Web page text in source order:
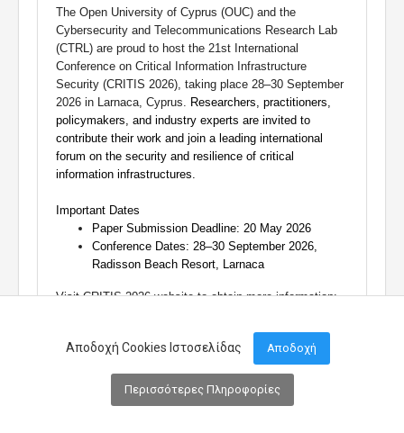
Αποδοχή Cookies Ιστοσελίδας Αποδοχή
Περισσότερες Πληροφορίες
The Open University of Cyprus (OUC) and the
Cybersecurity and Telecommunications Research Lab
(CTRL) are proud to host the 21st International
Conference on Critical Information Infrastructure
Security (CRITIS 2026), taking place 28–30 September
2026 in Larnaca, Cyprus.
Researchers , practitioners,
policymakers, and industry experts are invited to
contribute their work and join a leading international
forum on the security and resilience of critical
information infrastructures.
Important Dates
Paper Submission Deadline: 20 May 2026
Conference Dates: 28–30 September 2026
Radisson Beach Resort, Larnaca
Visit CRITIS 2026 website to obtain more information:
27th of Apr, 2026